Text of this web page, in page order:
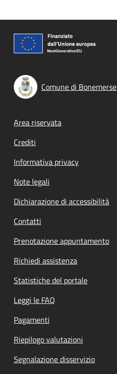
Comune di Bonemerse
Footer menu
Area riservata
Crediti
Informativa privacy
Note legali
Dichiarazione di accessibilità
Contatti
Prenotazione appuntamento
Richiedi assistenza
Statistiche del portale
Leggi le FAQ
Pagamenti
Riepilogo valutazioni
Segnalazione disservizio